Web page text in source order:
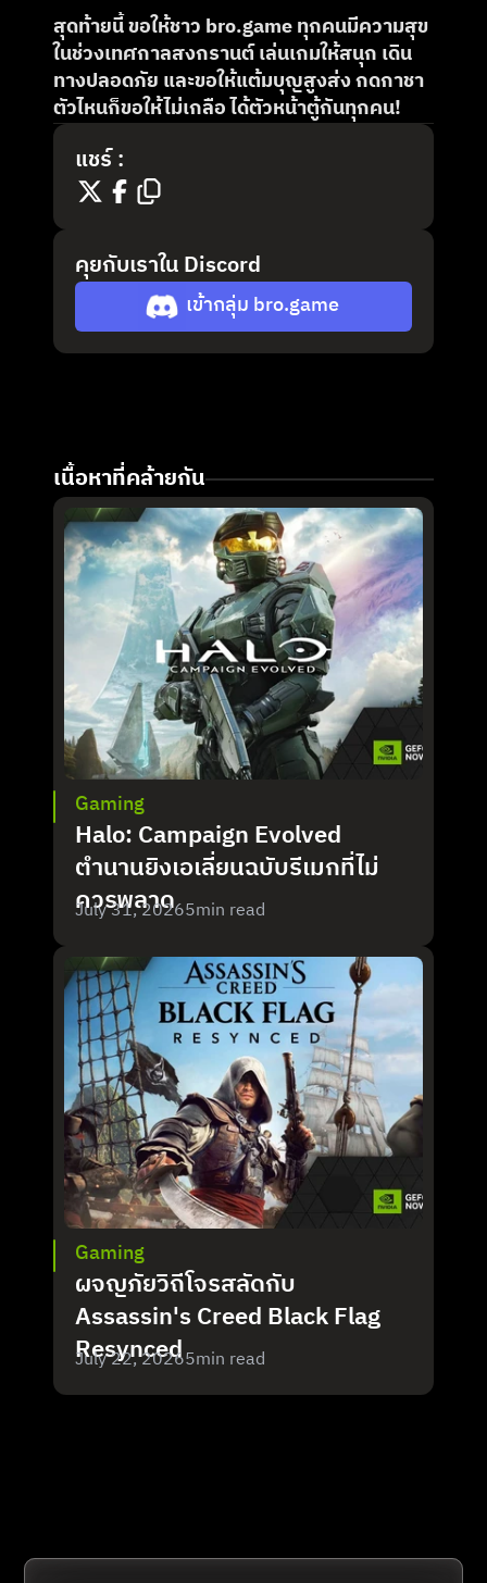
สุดท้ายนี้ ขอให้ชาว bro.game ทุกคนมีความสุข
ในช่วงเทศกาลสงกรานต์ เล่นเกมให้สนุก เดิน
ทางปลอดภัย และขอให้แต้มบุญสูงส่ง กดกาชา
ตัวไหนก็ขอให้ไม่เกลือ ได้ตัวหน้าตู้กันทุกคน!
แชร์ :
คุยกับเราใน Discord
เข้ากลุ่ม bro.game
เนื้อหาที่คล้ายกัน
Gaming
Halo: Campaign Evolved
ตำนานยิงเอเลี่ยนฉบับรีเมกที่ไม่
ควรพลาด
July 31, 20265min read
Gaming
ผจญภัยวิถีโจรสลัดกับ
Assassin's Creed Black Flag
Resynced
July 22, 20265min read